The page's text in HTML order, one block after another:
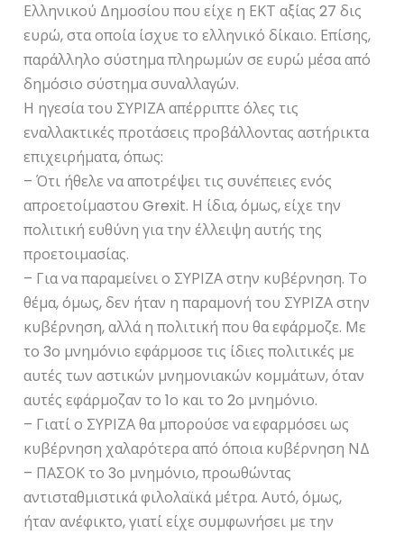
Ελληνικού Δημοσίου που είχε η ΕΚΤ αξίας 27 δις
ευρώ, στα οποία ίσχυε το ελληνικό δίκαιο. Επίσης,
παράλληλο σύστημα πληρωμών σε ευρώ μέσα από
δημόσιο σύστημα συναλλαγών.
Η ηγεσία του ΣΥΡΙΖΑ απέρριπτε όλες τις
εναλλακτικές προτάσεις προβάλλοντας αστήρικτα
επιχειρήματα, όπως:
– Ότι ήθελε να αποτρέψει τις συνέπειες ενός
απροετοίμαστου Grexit. Η ίδια, όμως, είχε την
πολιτική ευθύνη για την έλλειψη αυτής της
προετοιμασίας.
– Για να παραμείνει ο ΣΥΡΙΖΑ στην κυβέρνηση. Το
θέμα, όμως, δεν ήταν η παραμονή του ΣΥΡΙΖΑ στην
κυβέρνηση, αλλά η πολιτική που θα εφάρμοζε. Με
το 3ο μνημόνιο εφάρμοσε τις ίδιες πολιτικές με
αυτές των αστικών μνημονιακών κομμάτων, όταν
αυτές εφάρμοζαν το 1ο και το 2ο μνημόνιο.
– Γιατί ο ΣΥΡΙΖΑ θα μπορούσε να εφαρμόσει ως
κυβέρνηση χαλαρότερα από όποια κυβέρνηση ΝΔ
– ΠΑΣΟΚ το 3ο μνημόνιο, προωθώντας
αντισταθμιστικά φιλολαϊκά μέτρα. Αυτό, όμως,
ήταν ανέφικτο, γιατί είχε συμφωνήσει με την